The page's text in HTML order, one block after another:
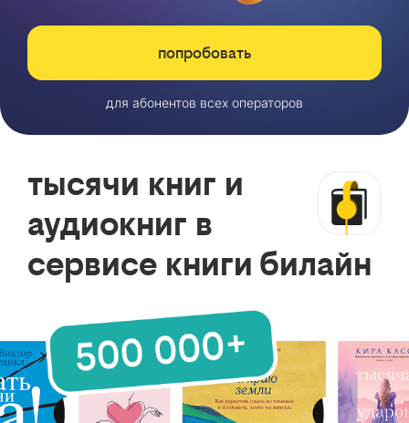
попробовать
для абонентов всех операторов
тысячи книг и
аудиокниг в
сервисе книги билайн